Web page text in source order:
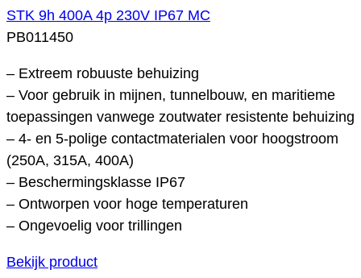
STK 9h 400A 4p 230V IP67 MC
PB011450
– Extreem robuuste behuizing
– Voor gebruik in mijnen, tunnelbouw, en maritieme
toepassingen vanwege zoutwater resistente behuizing
– 4- en 5-polige contactmaterialen voor hoogstroom
(250A, 315A, 400A)
– Beschermingsklasse IP67
– Ontworpen voor hoge temperaturen
– Ongevoelig voor trillingen
Bekijk product